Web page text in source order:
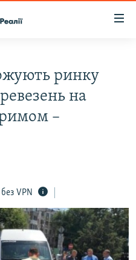
ринку
на
–
VPN